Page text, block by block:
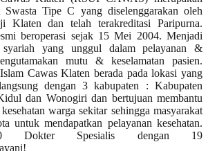
Swasta Tipe C yang diselenggarakan oleh
Klaten dan telah terakreditasi Paripurna.
beroperasi sejak 15 Mei 2004. Menjadi
yang unggul dalam pelayanan &
mutu & keselamatan pasien.
Cawas Klaten berada pada lokasi yang
dengan 3 kabupaten : Kabupaten
dan Wonogiri dan bertujuan membantu
warga sekitar sehingga masyarakat
untuk mendapatkan pelayanan kesehatan.
Spesialis dengan 19